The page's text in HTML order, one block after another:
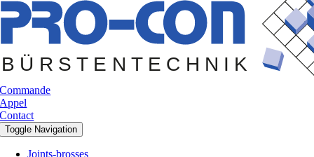
Commande
Appel
Contact
Toggle Navigation
Joints-brosses